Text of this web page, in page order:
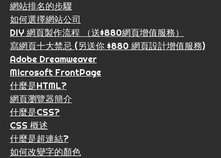
網站排名的步驟
如何選擇網站公司
DIY 網頁製作流程 （送$880網頁增值服務）
寫網頁十大禁忌 (另送你 $880 網頁設計增值服務)
Adobe Dreamweaver
Microsoft FrontPage
什麼是HTML?
網頁瀏覽器簡介
什麼是CSS?
CSS 概述
什麼是超連結?
如何改變字的顏色